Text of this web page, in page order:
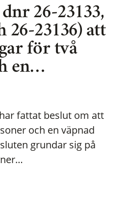
26-23133,
26-23136) att
för två
en…
fattat beslut om att
och en väpnad
grundar sig på